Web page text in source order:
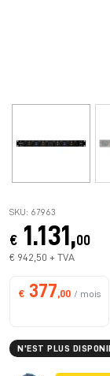
SKU: 67963
€ 1.131,00
€ 942,50 + TVA
€ 377 ,00 / mois
N’EST PLUS